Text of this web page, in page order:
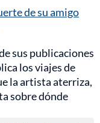
de su amigo
sus publicaciones
los viajes de
la artista aterriza,
sobre dónde